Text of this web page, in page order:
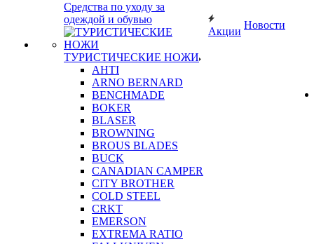
Средства по уходу за
одеждой и обувью
ТУРИСТИЧЕСКИЕ НОЖИ
AHTI
ARNO BERNARD
BENCHMADE
BOKER
BLASER
BROWNING
BROUS BLADES
BUCK
CANADIAN CAMPER
CITY BROTHER
COLD STEEL
CRKT
EMERSON
EXTREMA RATIO
Акции
Новости